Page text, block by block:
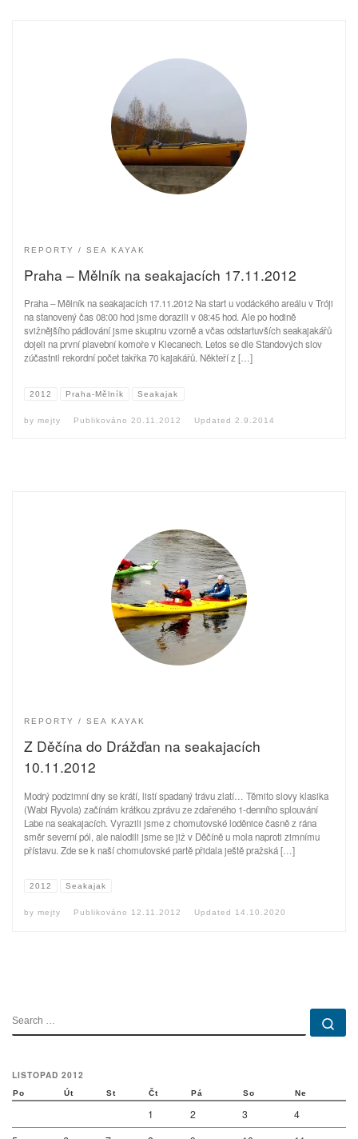
REPORTY SEA KAYAK
Praha – Mělník na seakajacích 17.11.2012
Praha – Mělník na seakajacích 17.11.2012 Na start u vodáckého areálu v Tróji
na stanovený čas 08:00 hod jsme dorazili v 08:45 hod. Ale po hodině
svižnějšího pádlování jsme skupinu vzorně a včas odstartuvších seakajakářů
dojeli na první plavební komoře v Klecanech. Letos se dle Standových slov
zúčastnil rekordní počet takřka 70 kajakářů. Někteří z […]
2012 Praha-Mělník Seakajak
by mejty Publikováno 20.11.2012 Updated 2.9.2014
REPORTY SEA KAYAK
Z Děčína do Drážďan na seakajacích
10.11.2012
Modrý podzimní dny se krátí, listí spadaný trávu zlatí… Těmito slovy klasika
(Wabi Ryvola) začínám krátkou zprávu ze zdařeného 1-denního splouvání
Labe na seakajacích. Vyrazili jsme z chomutovské loděnice časně z rána
směr severní pól, ale nalodili jsme se již v Děčíně u mola naproti zimnímu
přístavu. Zde se k naší chomutovské partě přidala ještě pražská […]
2012 Seakajak
by mejty Publikováno 12.11.2012 Updated 14.10.2020
SEARCH
LISTOPAD 2012
Po Út St Čt Pá So Ne
1 2 3
4